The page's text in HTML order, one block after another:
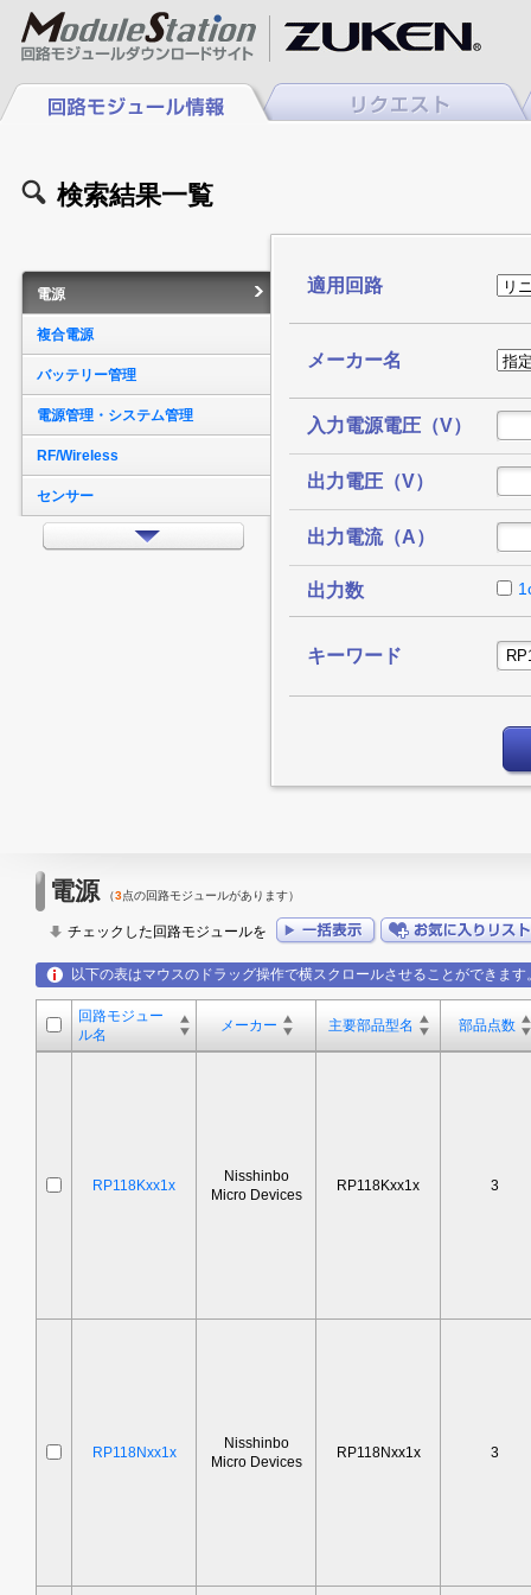
検索結果一覧
電源
複合電源
バッテリー管理
電源管理・システム管理
RF/Wireless
センサー
インターフェイス
アンプ
スイッチ/マルチプレクサ
データコンバータ
その他
適用回路
メーカー名
入力電源電圧（V）
出力電圧（V）
出力電流（A）
出力数
キーワード
電源（3点の回路モジュールがあります）
チェックした回路モジュールを
以下の表はマウスのドラッグ操作で横スクロールさせることができます
回路モジュー
ル名
メーカー 主要部品型名 部品点数
RP118Kxx1x
Nisshinbo
Micro Devices
RP118Kxx1x 3
RP118Nxx1x
Nisshinbo
Micro Devices
RP118Nxx1x 3